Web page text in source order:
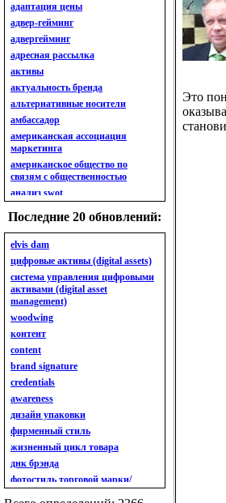
адаптация цены
адвер-гейминг
адвергейминг
адресная рассылка
активы
актуальность бренда
альтернативные носители
амбассадор
американская ассоциация
маркетинга
американское общество по
связям с общественностью
анализ swot
анализ бизнес-портфеля
анализ имиджа
анализ кластерный
анализ конкурентов
анализ кросс-культурных
особенностей
анализ мак кинси «7s»
анализ макросистемы
анализ маркетинговый
анализ рынка
анализ ситуационный
анализ экспертный
индивидуальный
анкета
ассортимент
ассортимент товарный.
планирование товарного
ассортимента
ассортимент. глубина
Последние 20 обновлений:
elvis dam
цифровые активы (digital assets)
система управления цифровыми
активами (digital asset
management)
woodwing
контент
content
brand signature
credentials
awareness
дизайн упаковки
фирменный стиль
жизненный цикл товара
днк брэнда
фотостиль торговой марки/
линейки продукции
Это